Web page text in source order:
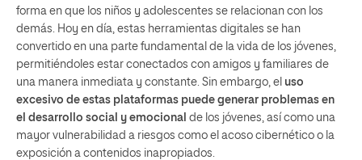
forma en que los niños y adolescentes se relacionan con los
demás. Hoy en día, estas herramientas digitales se han
convertido en una parte fundamental de la vida de los jóvenes,
permitiéndoles estar conectados con amigos y familiares de
una manera inmediata y constante. Sin embargo, el uso
excesivo de estas plataformas puede generar problemas en
el desarrollo social y emocional de los jóvenes, así como una
mayor vulnerabilidad a riesgos como el acoso cibernético o la
exposición a contenidos inapropiados.